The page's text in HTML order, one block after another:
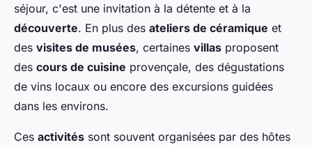
séjour, c'est une invitation à la détente et à la
découverte. En plus des ateliers de céramique et
des visites de musées, certaines villas proposent
des cours de cuisine provençale, des dégustations
de vins locaux ou encore des excursions guidées
dans les environs.
Ces activités sont souvent organisées par des hôtes